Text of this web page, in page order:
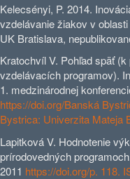
Kelecsényi, P. 2014.
vzdelávanie žiakov v
UK Bratislava,
Kratochvíl V. Pohľad späť
vzdelávacích programov).
1. medzinárodnej
https://doi.org/Banská
Bystrica: Univerzita Mateja
Lapitková V. Hodnotenie
prírodovedných
2011 https://doi.org/p. 118.